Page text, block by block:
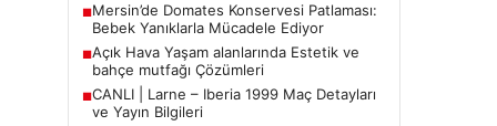
■Mersin’de Domates Konservesi Patlaması:
Bebek Yanıklarla Mücadele Ediyor
■Açık Hava Yaşam alanlarında Estetik ve
bahçe mutfağı Çözümleri
■CANLI | Larne – Iberia 1999 Maç Detayları
ve Yayın Bilgileri